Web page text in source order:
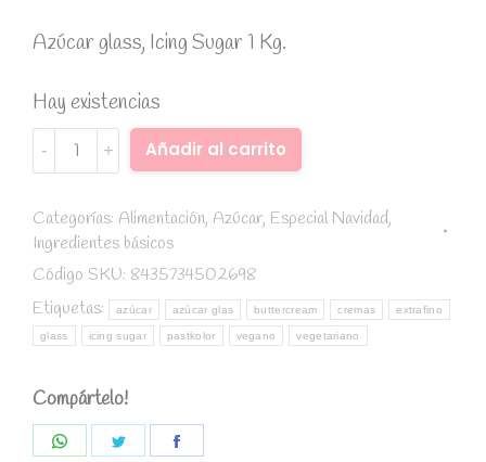
Azúcar glass, Icing Sugar 1 Kg.
Hay existencias
Azúcar
glass
Sugar)
1
Kg
-
Pastry
quantity
Añadir al carrito
Categorías: Alimentación, Azúcar, Especial Navidad,
Ingredientes básicos
Código SKU: 8435734502698
Etiquetas:
azúcar azúcar glas buttercream cremas extrafino
glass icing sugar pastkolor vegano vegetariano
Compártelo!